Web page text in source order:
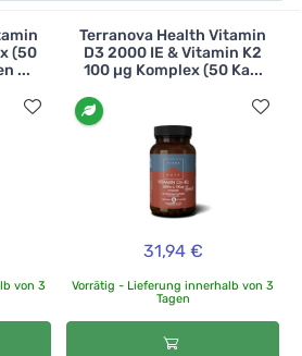
(50
...
von 3
Terranova Health Vitamin
D3 2000 IE & Vitamin K2
100 µg Komplex (50 Ka...
31,94 €
Vorrätig - Lieferung innerhalb von 3
Tagen